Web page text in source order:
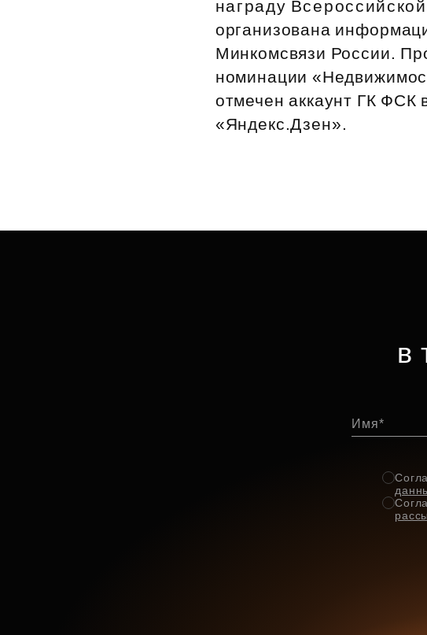
награду
организована
Минкомсвязи России.
номинации
отмечен аккаунт ГК ФСК
«Яндекс.Дзен».
в
Имя